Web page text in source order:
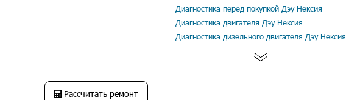
Диагностика перед покупкой Дэу Нексия
Диагностика двигателя Дэу Нексия
Диагностика дизельного двигателя Дэу Нексия
Рассчитать ремонт